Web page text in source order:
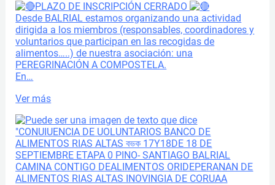
PLAZO DE INSCRIPCIÓN CERRADO
Desde BALRIAL estamos organizando una actividad
dirigida a los miembros (responsables, coordinadores y
voluntarios que participan en las recogidas de
alimentos…..) de nuestra asociación: una
PEREGRINACIÓN A COMPOSTELA.
En…
Ver más